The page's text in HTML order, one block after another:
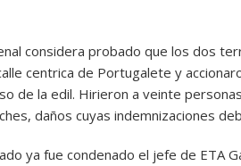
considera probado que los dos
centrica de Portugalete y
de la edil. Hirieron a veinte
daños cuyas indemnizaciones
ya fue condenado el jefe de ETA